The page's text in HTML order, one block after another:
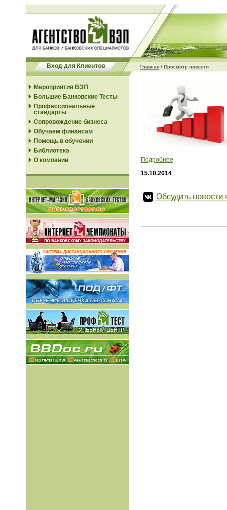
Вход для Клиентов Главная / Просмотр новости
Мероприятия ВЭП
Большие Банковские Тесты
Профессиональные
стандарты
Сопровождение бизнеса
Обучаем финансам
Помощь в обучении
Библиотека
О компании
Подробнее
15.10.2014
Обсудить